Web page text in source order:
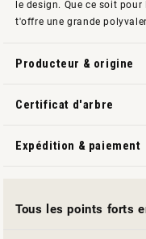
le design. Que ce soit
t'offre une grande
Producteur & origine
Certificat d'arbre
Expédition & paiement
Tous les points forts